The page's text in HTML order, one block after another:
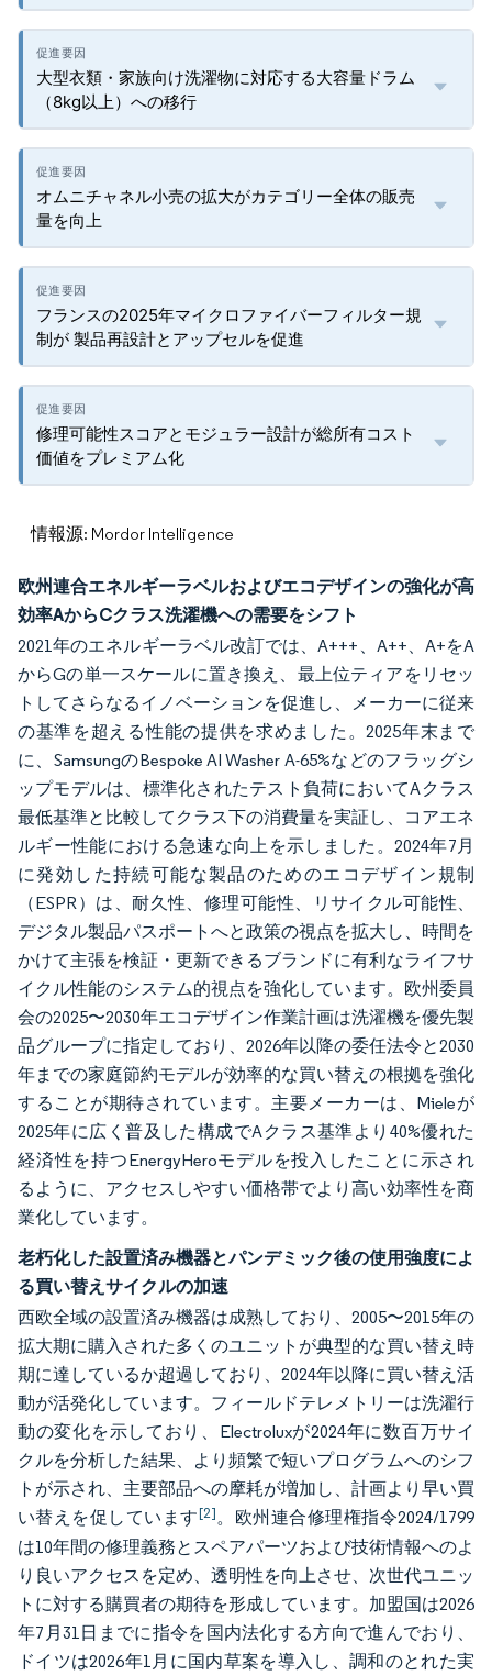
大型衣類・家族向け洗濯物に対応する大容量ドラム
（8kg以上）への移行
オムニチャネル小売の拡大がカテゴリー全体の販売
量を向上
フランスの2025年マイクロファイバーフィルター規
制が 製品再設計とアップセルを促進
修理可能性スコアとモジュラー設計が総所有コスト
価値をプレミアム化
情報源: Mordor Intelligence
欧州連合エネルギーラベルおよびエコデザインの強化が高
効率AからCクラス洗濯機への需要をシフト
2021年のエネルギーラベル改訂では、A+++、A++、A+をA
からGの単一スケールに置き換え、最上位ティアをリセッ
トしてさらなるイノベーションを促進し、メーカーに従来
の基準を超える性能の提供を求めました。2025年末まで
に、SamsungのBespoke AI Washer A-65%などのフラッグシ
ップモデルは、標準化されたテスト負荷においてAクラス
最低基準と比較してクラス下の消費量を実証し、コアエネ
ルギー性能における急速な向上を示しました。2024年7月
に発効した持続可能な製品のためのエコデザイン規制
（ESPR）は、耐久性、修理可能性、リサイクル可能性、
デジタル製品パスポートへと政策の視点を拡大し、時間を
かけて主張を検証・更新できるブランドに有利なライフサ
イクル性能のシステム的視点を強化しています。欧州委員
会の2025〜2030年エコデザイン作業計画は洗濯機を優先製
品グループに指定しており、2026年以降の委任法令と2030
年までの家庭節約モデルが効率的な買い替えの根拠を強化
することが期待されています。主要メーカーは、Mieleが
2025年に広く普及した構成でAクラス基準より40%優れた
経済性を持つEnergyHeroモデルを投入したことに示され
るように、アクセスしやすい価格帯でより高い効率性を商
業化しています。
老朽化した設置済み機器とパンデミック後の使用強度によ
る買い替えサイクルの加速
西欧全域の設置済み機器は成熟しており、2005〜2015年の
拡大期に購入された多くのユニットが典型的な買い替え時
期に達しているか超過しており、2024年以降に買い替え活
動が活発化しています。フィールドテレメトリーは洗濯行
動の変化を示しており、Electroluxが2024年に数百万サイ
クルを分析した結果、より頻繁で短いプログラムへのシフ
トが示され、主要部品への摩耗が増加し、計画より早い買
い替えを促しています[2]。欧州連合修理権指令2024/1799
は10年間の修理義務とスペアパーツおよび技術情報へのよ
り良いアクセスを定め、透明性を向上させ、次世代ユニッ
トに対する購買者の期待を形成しています。加盟国は2026
年7月31日までに指令を国内法化する方向で進んでおり、
ドイツは2026年1月に国内草案を導入し、調和のとれた実